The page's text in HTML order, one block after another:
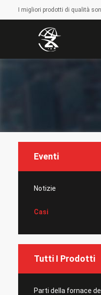
I migliori prodotti di qualità
Eventi
Notizie
Casi
Tutti I Prodotti
Parti della fornace